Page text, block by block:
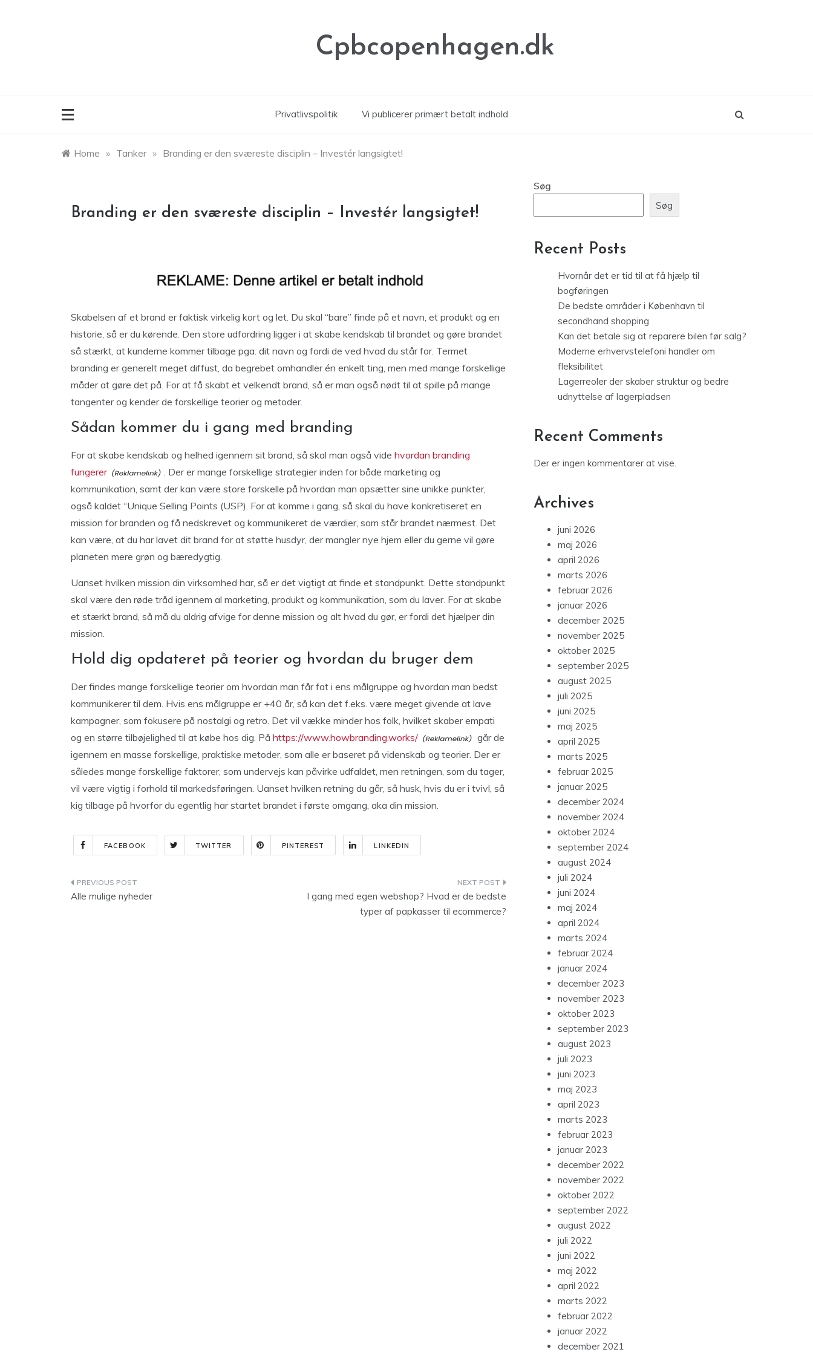
Cpbcopenhagen.dk
Privatlivspolitik Vi publicerer primært betalt indhold
Home » Tanker » Branding er den sværeste disciplin – Investér langsigtet!
Branding er den sværeste disciplin – Investér langsigtet!
Skabelsen af et brand er faktisk virkelig kort og let. Du skal “bare” finde på et navn, et produkt og en
historie, så er du kørende. Den store udfordring ligger i at skabe kendskab til brandet og gøre brandet
så stærkt, at kunderne kommer tilbage pga. dit navn og fordi de ved hvad du står for. Termet
branding er generelt meget diffust, da begrebet omhandler én enkelt ting, men med mange forskellige
måder at gøre det på. For at få skabt et velkendt brand, så er man også nødt til at spille på mange
tangenter og kender de forskellige teorier og metoder.
Sådan kommer du i gang med branding
For at skabe kendskab og helhed igennem sit brand, så skal man også vide hvordan branding
fungerer
. Der er mange forskellige strategier inden for både marketing og
kommunikation, samt der kan være store forskelle på hvordan man opsætter sine unikke punkter,
også kaldet “Unique Selling Points (USP). For at komme i gang, så skal du have konkretiseret en
mission for branden og få nedskrevet og kommunikeret de værdier, som står brandet nærmest. Det
kan være, at du har lavet dit brand for at støtte husdyr, der mangler nye hjem eller du gerne vil gøre
planeten mere grøn og bæredygtig.
Uanset hvilken mission din virksomhed har, så er det vigtigt at finde et standpunkt. Dette standpunkt
skal være den røde tråd igennem al marketing, produkt og kommunikation, som du laver. For at skabe
et stærkt brand, så må du aldrig afvige for denne mission og alt hvad du gør, er fordi det hjælper din
mission.
Hold dig opdateret på teorier og hvordan du bruger dem
Der findes mange forskellige teorier om hvordan man får fat i ens målgruppe og hvordan man bedst
kommunikerer til dem. Hvis ens målgruppe er +40 år, så kan det f.eks. være meget givende at lave
kampagner, som fokusere på nostalgi og retro. Det vil vække minder hos folk, hvilket skaber empati
og en større tilbøjelighed til at købe hos dig. På https://www.howbranding.works/
går de
igennem en masse forskellige, praktiske metoder, som alle er baseret på videnskab og teorier. Der er
således mange forskellige faktorer, som undervejs kan påvirke udfaldet, men retningen, som du tager,
vil være vigtig i forhold til markedsføringen. Uanset hvilken retning du går, så husk, hvis du er i tvivl, så
kig tilbage på hvorfor du egentlig har startet brandet i første omgang, aka din mission.
FACEBOOK TWITTER PINTEREST LINKEDIN
Indlægsnavigation
Alle mulige nyheder
I gang med egen webshop? Hvad er de bedste
typer af papkasser til ecommerce?
Søg
Søg
Recent Posts
Hvornår det er tid til at få hjælp til
bogføringen
De bedste områder i København til
secondhand shopping
Kan det betale sig at reparere bilen før salg?
Moderne erhvervstelefoni handler om
fleksibilitet
Lagerreoler der skaber struktur og bedre
udnyttelse af lagerpladsen
Recent Comments
Der er ingen kommentarer at vise.
Archives
juni 2026
maj 2026
april 2026
marts 2026
februar 2026
januar 2026
december 2025
november 2025
oktober 2025
september 2025
august 2025
juli 2025
juni 2025
maj 2025
april 2025
marts 2025
februar 2025
januar 2025
december 2024
november 2024
oktober 2024
september 2024
august 2024
juli 2024
juni 2024
maj 2024
april 2024
marts 2024
februar 2024
januar 2024
december 2023
november 2023
oktober 2023
september 2023
august 2023
juli 2023
juni 2023
maj 2023
april 2023
marts 2023
februar 2023
januar 2023
december 2022
november 2022
oktober 2022
september 2022
august 2022
juli 2022
juni 2022
maj 2022
april 2022
marts 2022
februar 2022
januar 2022
december 2021